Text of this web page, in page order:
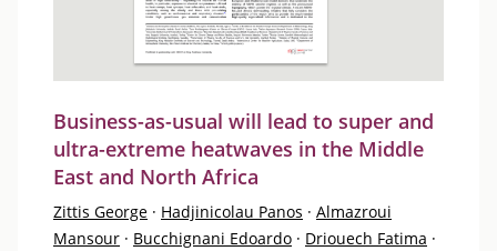
Business-as-usual will lead to super and
ultra-extreme heatwaves in the Middle
East and North Africa
Zittis George · Hadjinicolau Panos · Almazroui
Mansour · Bucchignani Edoardo · Driouech Fatima ·